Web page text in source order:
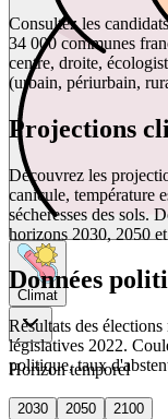
Climat
Horizon temporel
2030 2050
2100
Consultez les
34 000 communes
centre, droite,
(urbain, périurbain,
Projections
Découvrez les
canicule, température
sécheresses des sols.
horizons 2030, 2050
Données
Résultats des
législatives 2022.
politique, taux